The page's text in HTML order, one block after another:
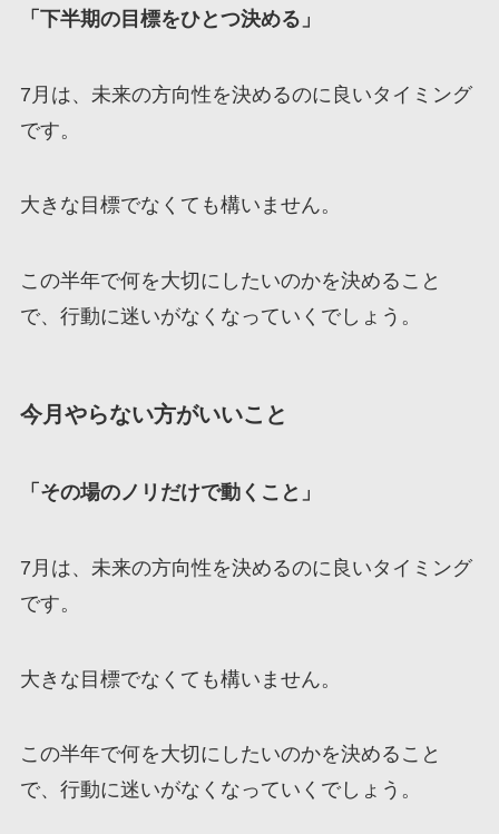
「下半期の目標をひとつ決める」
7月は、未来の方向性を決めるのに良いタイミング
です。
大きな目標でなくても構いません。
この半年で何を大切にしたいのかを決めること
で、行動に迷いがなくなっていくでしょう。
今月やらない方がいいこと
「その場のノリだけで動くこと」
7月は、未来の方向性を決めるのに良いタイミング
です。
大きな目標でなくても構いません。
この半年で何を大切にしたいのかを決めること
で、行動に迷いがなくなっていくでしょう。